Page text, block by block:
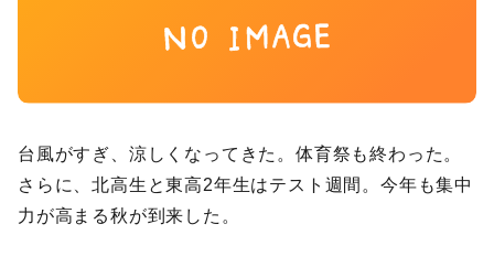
台風がすぎ、涼しくなってきた。体育祭も終わった。
さらに、北高生と東高2年生はテスト週間。今年も集中
力が高まる秋が到来した。